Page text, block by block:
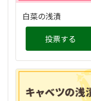
白菜の浅漬
投票する